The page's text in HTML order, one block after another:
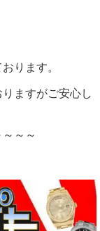
ります。
ますがご安心し
～～